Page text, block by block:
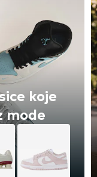
koje
mode